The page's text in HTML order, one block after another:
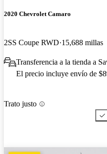
2020 Chevrolet Camaro
2SS Coupe RWD 15,688 millas
Transferencia a la tienda a
El precio incluye envío de
Trato justo